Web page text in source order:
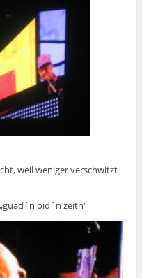
weil weniger verschwitzt
oid´n zeitn“